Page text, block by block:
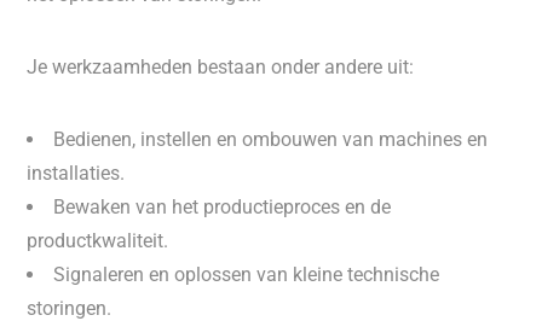
Je werkzaamheden bestaan onder andere uit:
Bedienen, instellen en ombouwen van machines en
installaties.
Bewaken van het productieproces en de
productkwaliteit.
Signaleren en oplossen van kleine technische
storingen.